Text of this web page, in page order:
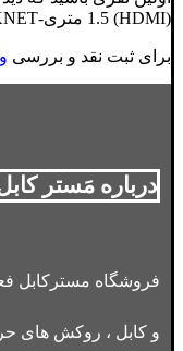
(HDMI) 1.5 متری-KNET”
برای ثبت نقد و بررسی
درباره مَستر
فروشگاه مسترکابل
و کابل ، روکش های